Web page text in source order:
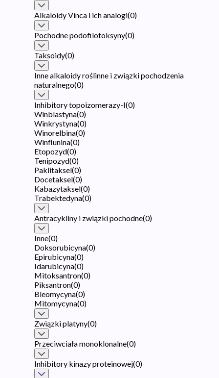
Alkaloidy Vinca i ich analogi(0)
Pochodne podofilotoksyny(0)
Taksoidy(0)
Inne alkaloidy roślinne i związki pochodzenia
naturalnego(0)
Inhibitory topoizomerazy-I(0)
Winblastyna(0)
Winkrystyna(0)
Winorelbina(0)
Winflunina(0)
Etopozyd(0)
Tenipozyd(0)
Paklitaksel(0)
Docetaksel(0)
Kabazytaksel(0)
Trabektedyna(0)
Antracykliny i związki pochodne(0)
Inne(0)
Doksorubicyna(0)
Epirubicyna(0)
Idarubicyna(0)
Mitoksantron(0)
Piksantron(0)
Bleomycyna(0)
Mitomycyna(0)
Związki platyny(0)
Przeciwciała monoklonalne(0)
Inhibitory kinazy proteinowej(0)